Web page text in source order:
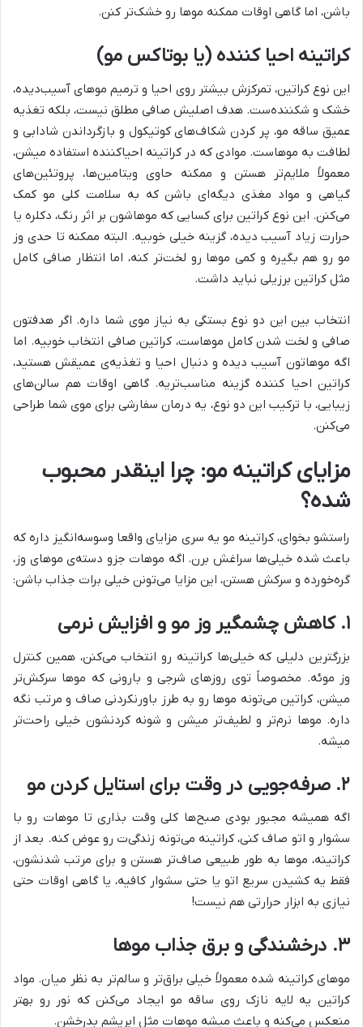
باشن، اما گاهی اوقات ممکنه موها رو خشک‌تر کنن.
کراتینه احیا کننده (یا بوتاکس مو)
این نوع کراتین، تمرکزش بیشتر روی احیا و ترمیم موهای آسیب‌دیده،
خشک و شکننده‌ست. هدف اصلیش صافی مطلق نیست، بلکه تغذیه
عمیق ساقه مو، پر کردن شکاف‌های کوتیکول و بازگرداندن شادابی و
لطافت به موهاست. موادی که در کراتینه احیاکننده استفاده میشن،
معمولاً ملایم‌تر هستن و ممکنه حاوی ویتامین‌ها، پروتئین‌های
گیاهی و مواد مغذی دیگه‌ای باشن که به سلامت کلی مو کمک
می‌کنن. این نوع کراتین برای کسایی که موهاشون بر اثر رنگ، دکلره یا
حرارت زیاد آسیب دیده، گزینه خیلی خوبیه. البته ممکنه تا حدی وز
مو رو هم بگیره و کمی موها رو لخت‌تر کنه، اما انتظار صافی کامل
مثل کراتین برزیلی نباید داشت.
انتخاب بین این دو نوع بستگی به نیاز موی شما داره. اگر هدفتون
صافی و لخت شدن کامل موهاست، کراتین صافی انتخاب خوبیه. اما
اگه موهاتون آسیب دیده و دنبال احیا و تغذیه‌ی عمیقش هستید،
کراتین احیا کننده گزینه مناسب‌تریه. گاهی اوقات هم سالن‌های
زیبایی، با ترکیب این دو نوع، یه درمان سفارشی برای موی شما طراحی
می‌کنن.
مزایای کراتینه مو: چرا اینقدر محبوب
شده؟
راستشو بخوای، کراتینه مو یه سری مزایای واقعا وسوسه‌انگیز داره که
باعث شده خیلی‌ها سراغش برن. اگه موهات جزو دسته‌ی موهای وز،
گره‌خورده و سرکش هستن، این مزایا می‌تونن خیلی برات جذاب باشن:
۱. کاهش چشمگیر وز مو و افزایش نرمی
بزرگترین دلیلی که خیلی‌ها کراتینه رو انتخاب می‌کنن، همین کنترل
وز موئه. مخصوصاً توی روزهای شرجی و بارونی که موها سرکش‌تر
میشن، کراتین می‌تونه موها رو به طرز باورنکردنی صاف و مرتب نگه
داره. موها نرم‌تر و لطیف‌تر میشن و شونه کردنشون خیلی راحت‌تر
میشه.
۲. صرفه‌جویی در وقت برای استایل کردن مو
اگه همیشه مجبور بودی صبح‌ها کلی وقت بذاری تا موهات رو با
سشوار و اتو صاف کنی، کراتینه می‌تونه زندگی‌ت رو عوض کنه. بعد از
کراتینه، موها به طور طبیعی صاف‌تر هستن و برای مرتب شدنشون،
فقط یه کشیدن سریع اتو یا حتی سشوار کافیه، یا گاهی اوقات حتی
نیازی به ابزار حرارتی هم نیست!
۳. درخشندگی و برق جذاب موها
موهای کراتینه شده معمولاً خیلی براق‌تر و سالم‌تر به نظر میان. مواد
کراتین یه لایه نازک روی ساقه مو ایجاد می‌کنن که نور رو بهتر
منعکس می‌کنه و باعث میشه موهات مثل ابریشم بدرخشن.